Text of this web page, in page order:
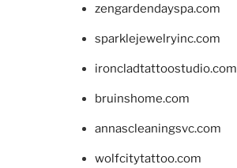
zengardendayspa.com
sparklejewelryinc.com
ironcladtattoostudio.com
bruinshome.com
annascleaningsvc.com
wolfcitytattoo.com